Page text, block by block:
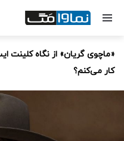
«ماچوی گریان» از نگاه کلینت
کار می‌کنم؟